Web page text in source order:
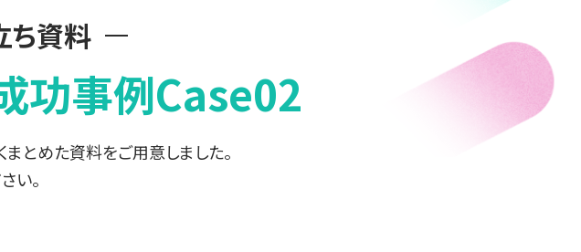
ち資料
功事例Case02
まとめた資料をご用意しました。
い。